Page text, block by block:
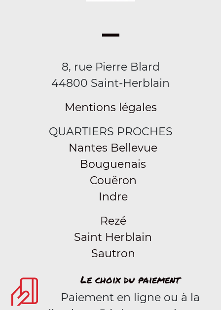
8, rue Pierre Blard
44800 Saint-Herblain
Mentions légales
QUARTIERS PROCHES
Nantes Bellevue
Bouguenais
Couëron
Indre
Rezé
Saint Herblain
Sautron
Le choix du paiement
Paiement en ligne ou à la